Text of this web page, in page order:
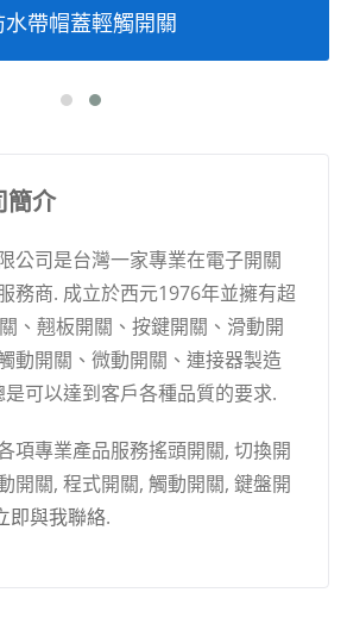
水帶帽蓋輕觸開關
簡介
公司是台灣一家專業在電子開關
務商. 成立於西元1976年並擁有超
、翹板開關、按鍵開關、滑動開
動開關、微動開關、連接器製造
可以達到客戶各種品質的要求.
項專業產品服務搖頭開關, 切換開
開關, 程式開關, 觸動開關, 鍵盤開
即與我聯絡.